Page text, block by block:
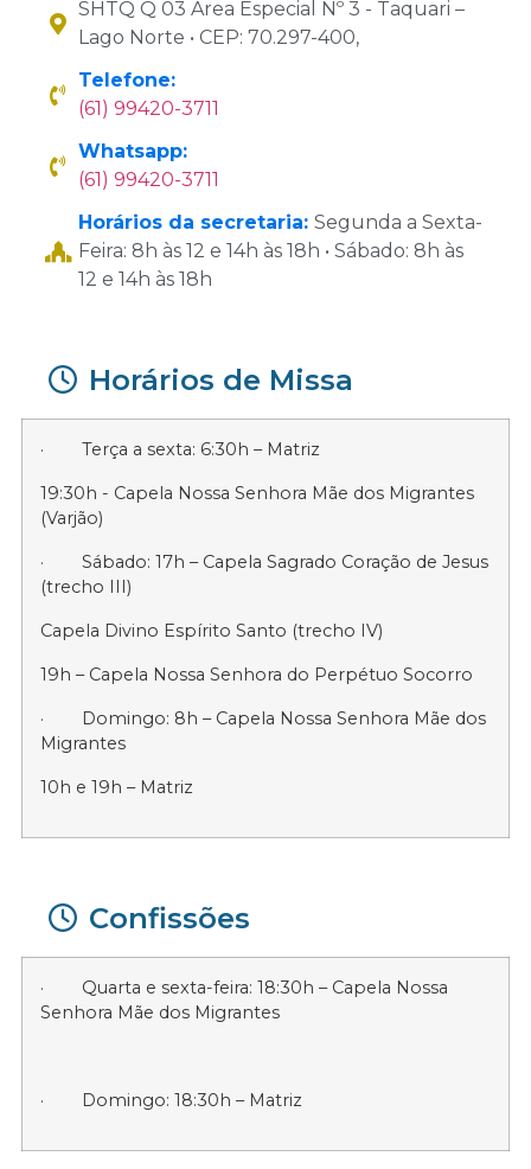
SHTQ Q 03 Área Especial Nº 3 - Taquari –
Lago Norte • CEP: 70.297-400,
Telefone:
(61) 99420-3711
Whatsapp:
(61) 99420-3711
Horários da secretaria: Segunda a Sexta-
Feira: 8h às 12 e 14h às 18h • Sábado: 8h às
12 e 14h às 18h
Horários de Missa
· Terça a sexta: 6:30h – Matriz
19:30h - Capela Nossa Senhora Mãe dos Migrantes
(Varjão)
· Sábado: 17h – Capela Sagrado Coração de Jesus
(trecho III)
Capela Divino Espírito Santo (trecho IV)
19h – Capela Nossa Senhora do Perpétuo Socorro
· Domingo: 8h – Capela Nossa Senhora Mãe dos
Migrantes
10h e 19h – Matriz
Confissões
· Quarta e sexta-feira: 18:30h – Capela Nossa
Senhora Mãe dos Migrantes
· Domingo: 18:30h – Matriz